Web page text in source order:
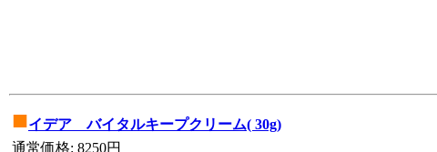
■イデア バイタルキープクリーム( 30g)
通常価格: 8250円